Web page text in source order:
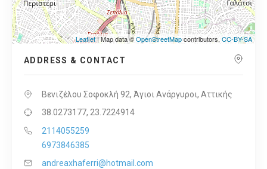
Leaflet| Map data ©OpenStreetMapcontributors,CC-BY-SA
ADDRESS & CONTACT
Βενιζέλου Σοφοκλή 92, Άγιοι Ανάργυροι, Αττικής
38.0273177, 23.7224914
2114055259
6973846385
andreaxhaferri@hotmail.com